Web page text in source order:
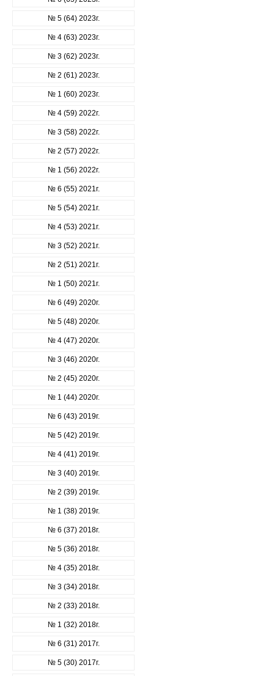
№ 5 (64) 2023г.
№ 4 (63) 2023г.
№ 3 (62) 2023г.
№ 2 (61) 2023г.
№ 1 (60) 2023г.
№ 4 (59) 2022г.
№ 3 (58) 2022г.
№ 2 (57) 2022г.
№ 1 (56) 2022г.
№ 6 (55) 2021г.
№ 5 (54) 2021г.
№ 4 (53) 2021г.
№ 3 (52) 2021г.
№ 2 (51) 2021г.
№ 1 (50) 2021г.
№ 6 (49) 2020г.
№ 5 (48) 2020г.
№ 4 (47) 2020г.
№ 3 (46) 2020г.
№ 2 (45) 2020г.
№ 1 (44) 2020г.
№ 6 (43) 2019г.
№ 5 (42) 2019г.
№ 4 (41) 2019г.
№ 3 (40) 2019г.
№ 2 (39) 2019г.
№ 1 (38) 2019г.
№ 6 (37) 2018г.
№ 5 (36) 2018г.
№ 4 (35) 2018г.
№ 3 (34) 2018г.
№ 2 (33) 2018г.
№ 1 (32) 2018г.
№ 6 (31) 2017г.
№ 5 (30) 2017г.